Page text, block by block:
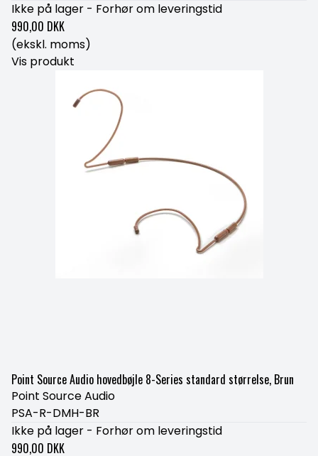
Ikke på lager - Forhør om leveringstid
990,00 DKK
(ekskl. moms)
Vis produkt
Point Source Audio hovedbøjle 8-Series standard størrelse, Brun
Point Source Audio
PSA-R-DMH-BR
Ikke på lager - Forhør om leveringstid
990,00 DKK